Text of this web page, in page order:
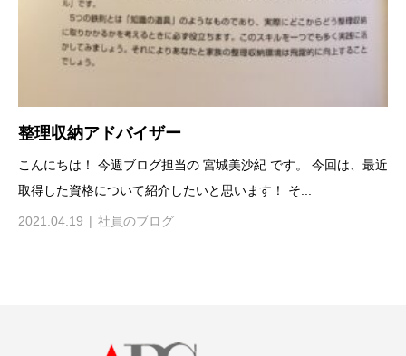
整理収納アドバイザー
こんにちは！ 今週ブログ担当の 宮城美沙紀 です。 今回は、最近
取得した資格について紹介したいと思います！ そ...
2021.04.19 社員のブログ